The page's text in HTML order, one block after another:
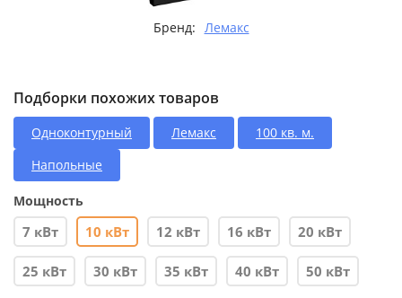
Бренд: Лемакс
Подборки похожих товаров
Одноконтурный Лемакс
100 кв. м.
Напольные
Мощность
7 кВт 10 кВт 12 кВт 16 кВт 20 кВт
25 кВт 30 кВт 35 кВт 40 кВт 50 кВт